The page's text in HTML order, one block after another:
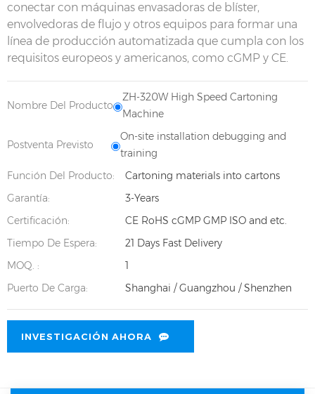
conectar con máquinas envasadoras de blíster,
envolvedoras de flujo y otros equipos para formar una
línea de producción automatizada que cumpla con los
requisitos europeos y americanos, como cGMP y CE.
Nombre Del Producto
ZH-320W High Speed Cartoning
Machine
Postventa Previsto
On-site installation debugging and
training
Función Del Producto:
Cartoning materials into cartons
Garantía:
3-Years
Certificación:
CE RoHS cGMP GMP ISO and etc.
Tiempo De Espera:
21 Days Fast Delivery
MOQ. :
1
Puerto De Carga:
Shanghai / Guangzhou / Shenzhen
INVESTIGACIÓN AHORA